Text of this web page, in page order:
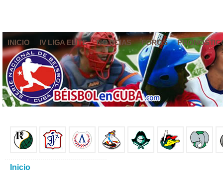
INICIO IV LIGA ELITE NOTICIAS FOROS
Inicio